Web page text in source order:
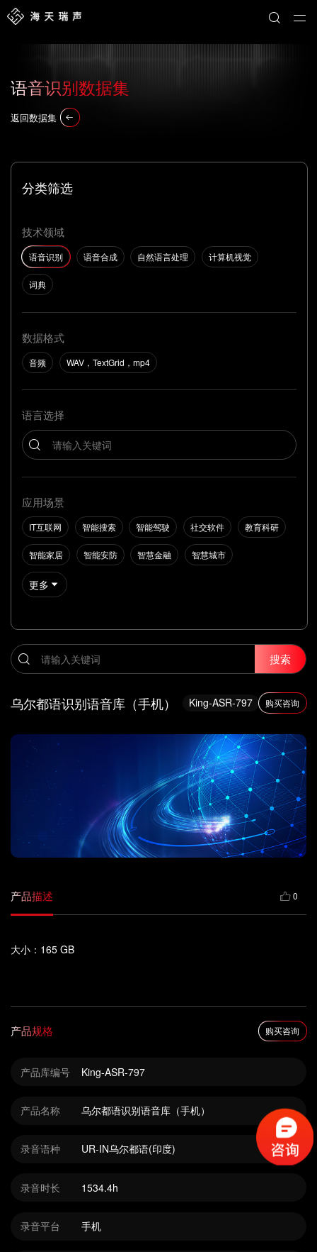
语音识别数据集
返回数据集
分类筛选
技术领域
语音识别 语音合成 自然语言处理 计算机视觉
词典
数据格式
音频 WAV，TextGrid，mp4
语言选择
应用场景
IT互联网 智能搜索 智能驾驶 社交软件 教育科研
智能家居 智能安防 智慧金融 智慧城市
更多
搜索
乌尔都语识别语音库（手机） King-ASR-797 购买咨询
产品描述 0
大小：165 GB
产品规格 购买咨询
产品库编号 King-ASR-797
产品名称 乌尔都语识别语音库（手机）
录音语种 UR-IN乌尔都语(印度)
录音时长 1534.4h
录音平台 手机